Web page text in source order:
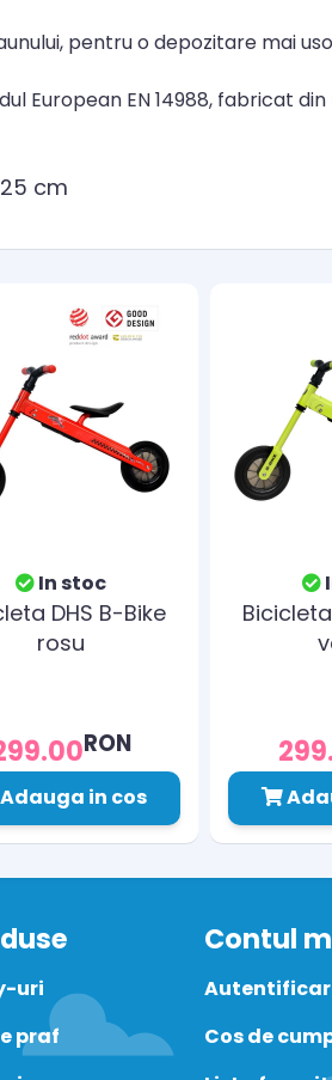
pentru o depozitare mai
European EN 14988, fabricat din
cm
In stoc
DHS B-Bike
rosu
RON
Adauga in cos
uri
praf
Contul
Cos de